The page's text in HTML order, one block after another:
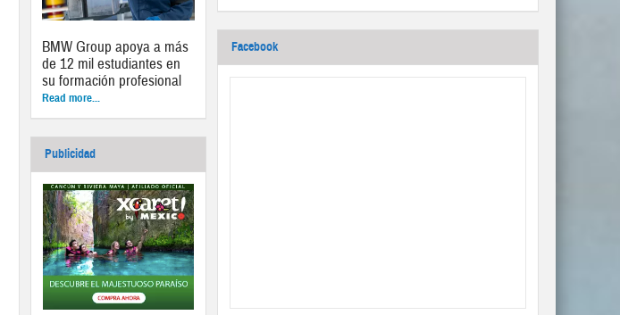
BMW Group apoya a más
de 12 mil estudiantes en
su formación profesional
Read more...
Publicidad
Facebook